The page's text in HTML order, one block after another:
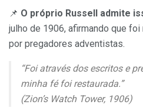
📌 O próprio Russell admite
julho de 1906, afirmando que
por pregadores adventistas.
“Foi através dos escritos e
minha fé foi restaurada.”
(Zion’s Watch Tower, 1906)